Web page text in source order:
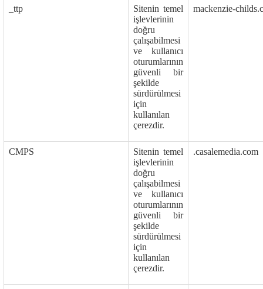
_ttp
Sitenin temel
işlevlerinin
doğru
çalışabilmesi
ve kullanıcı
oturumlarının
güvenli bir
şekilde
sürdürülmesi
için
kullanılan
çerezdir.
mackenzie-
CMPS
Sitenin temel
işlevlerinin
doğru
çalışabilmesi
ve kullanıcı
oturumlarının
güvenli bir
şekilde
sürdürülmesi
için
kullanılan
çerezdir.
.casalemedia.com